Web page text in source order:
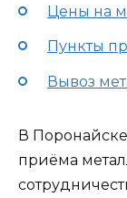
Цены на
Пункты
Вывоз
В
приёма